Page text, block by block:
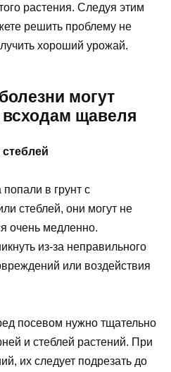
растения. Следуя этим
решить проблему не
хороший урожай.
могут
всходам щавеля
в грунт с
стеблей, они могут не
очень медленно.
из-за неправильного
или воздействия
посевом нужно тщательно
и стеблей растений. При
их следует подрезать до